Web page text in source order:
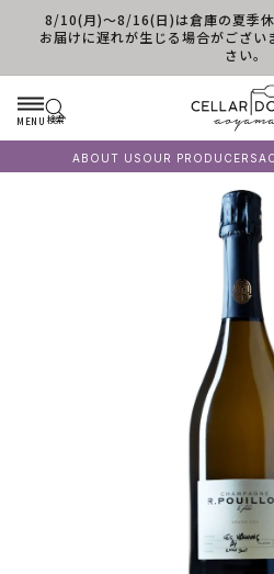
コンテンツに進む
8/10(月)～8/16(日)は倉庫の夏季
お届けに遅れが生じる場合がござい
さい。
MENU 検索
ABOUT US OUR PRODUCERS